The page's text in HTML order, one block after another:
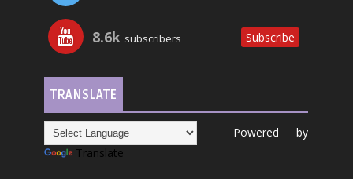
8.6k subscribers Subscribe
TRANSLATE
Powered by
Translate